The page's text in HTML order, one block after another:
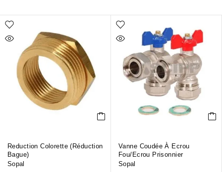
Reduction Colorette (Réduction
Bague)
Sopal
Vanne Coudée À Ecrou
Fou/Ecrou Prisonnier
Sopal